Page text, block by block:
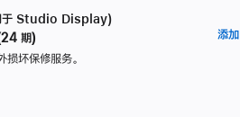
于 Studio Display)
期)
坏保修服务。
添加